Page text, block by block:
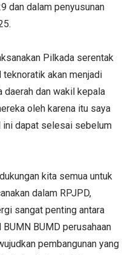
dan dalam penyusunan
Pilkada serentak
akan menjadi
dan wakil kepala
oleh karena itu saya
ini dapat selesai sebelum
kita semua untuk
dalam RPJPD,
sangat penting antara
BUMD perusahaan
pembangunan yang